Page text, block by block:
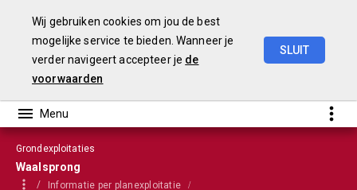
Wij gebruiken cookies om jou de best
mogelijke service te bieden. Wanneer je
verder navigeert accepteer je de
voorwaarden
SLUIT
Grondexploitaties
Waalsprong
Informatie per planexploitatie